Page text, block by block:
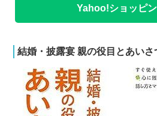
Yahoo!ショッピ
結婚・披露宴 親の役目とあいさ